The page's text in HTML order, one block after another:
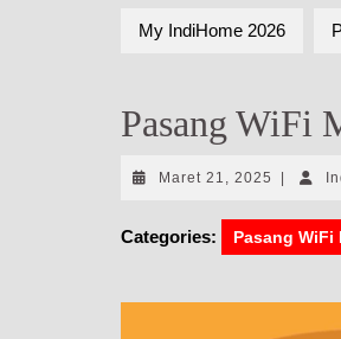
My IndiHome 2026
Pasang WiFi
Maret 21, 2025 Maret
2025
Categories: Pasang WiFi